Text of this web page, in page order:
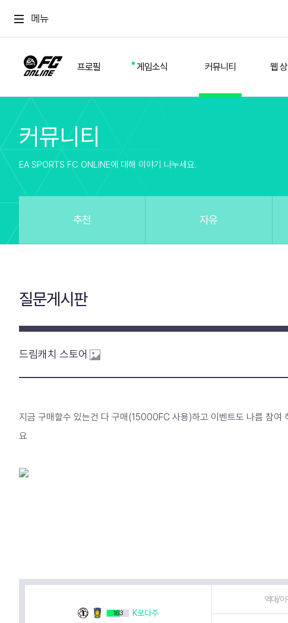
메뉴
프로필 게임소식 커뮤니티 웹
스쿼드
경기 기록
커뮤니티
방명록
설정
업데이트
유저 가이드
게임 플레이 버그 제보
커뮤니티
EA SPORTS FC ONLINE에 대해 이야기 나누세요.
추천 자유
질문게시판
드림캐치 스토어
지금 구매할수 있는건 다 구매(15000FC 사용)하고 이벤트도 나름 참
요
163 K로다주
역대/이